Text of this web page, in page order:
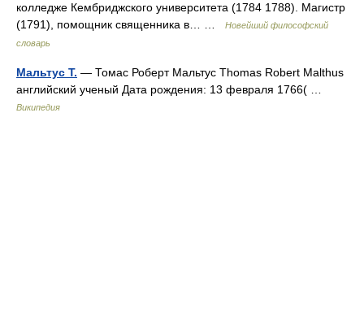
колледже Кембриджского университета (1784 1788). Магистр
(1791), помощник священника в… …
Новейший философский
словарь
Мальтус Т. — Томас Роберт Мальтус Thomas Robert Malthus
английский ученый Дата рождения: 13 февраля 1766( …
Википедия